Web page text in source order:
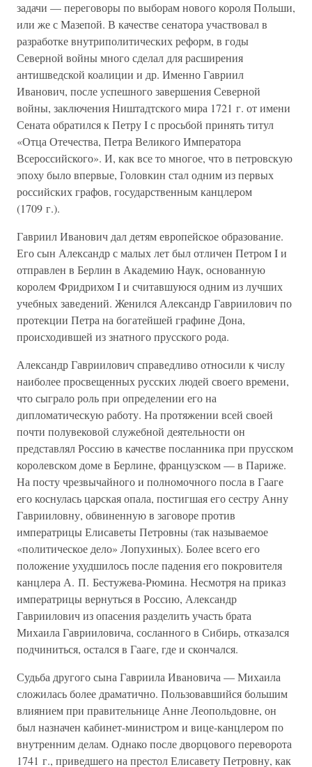
задачи — переговоры по выборам нового короля Польши,
или же с Мазепой. В качестве сенатора участвовал в
разработке внутриполитических реформ, в годы
Северной войны много сделал для расширения
антишведской коалиции и др. Именно Гавриил
Иванович, после успешного завершения Северной
войны, заключения Ништадтского мира 1721 г. от имени
Сената обратился к Петру I с просьбой принять титул
«Отца Отечества, Петра Великого Императора
Всероссийского». И, как все то многое, что в петровскую
эпоху было впервые, Головкин стал одним из первых
российских графов, государственным канцлером
(1709 г.).
Гавриил Иванович дал детям европейское образование.
Его сын Александр с малых лет был отличен Петром I и
отправлен в Берлин в Академию Наук, основанную
королем Фридрихом I и считавшуюся одним из лучших
учебных заведений. Женился Александр Гавриилович по
протекции Петра на богатейшей графине Дона,
происходившей из знатного прусского рода.
Александр Гавриилович справедливо относили к числу
наиболее просвещенных русских людей своего времени,
что сыграло роль при определении его на
дипломатическую работу. На протяжении всей своей
почти полувековой служебной деятельности он
представлял Россию в качестве посланника при прусском
королевском доме в Берлине, французском — в Париже.
На посту чрезвычайного и полномочного посла в Гааге
его коснулась царская опала, постигшая его сестру Анну
Гаврииловну, обвиненную в заговоре против
императрицы Елисаветы Петровны (так называемое
«политическое дело» Лопухиных). Более всего его
положение ухудшилось после падения его покровителя
канцлера А. П. Бестужева-Рюмина. Несмотря на приказ
императрицы вернуться в Россию, Александр
Гавриилович из опасения разделить участь брата
Михаила Гаврииловича, сосланного в Сибирь, отказался
подчиниться, остался в Гааге, где и скончался.
Судьба другого сына Гавриила Ивановича — Михаила
сложилась более драматично. Пользовавшийся большим
влиянием при правительнице Анне Леопольдовне, он
был назначен кабинет-министром и вице-канцлером по
внутренним делам. Однако после дворцового переворота
1741 г., приведшего на престол Елисавету Петровну, как